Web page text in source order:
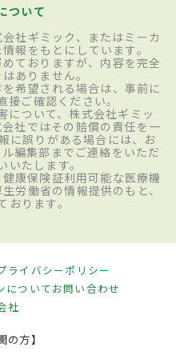
ついて
社ギミック、またはミーカ
報をもとにしています。
ておりますが、内容を完全
ありません。
希望される場合は、事前に
ご確認ください。
について、株式会社ギミッ
社ではその賠償の責任を一
に誤りがある場合には、お
編集部までご連絡をいただ
いたします。
康保険証利用可能な医療機
労働省の情報提供のもと、
おります。
ライバシーポリシー
についてお問い合わせ
社
の方】